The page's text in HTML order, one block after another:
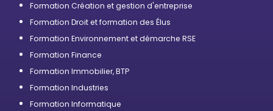
Formation Création et gestion d'entreprise
Formation Droit et formation des Élus
Formation Environnement et démarche RSE
Formation Finance
Formation Immobilier, BTP
Formation Industries
Formation Informatique